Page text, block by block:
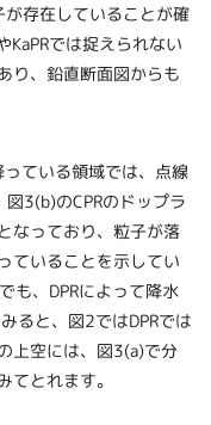
存在していることが確
KaPRでは捉えられない
り、鉛直断面図からも
ている領域では、点線
3(b)のCPRのドップラ
なっており、粒子が落
ていることを示してい
も、DPRによって降水
ると、図2ではDPRでは
上空には、図3(a)で分
とれます。